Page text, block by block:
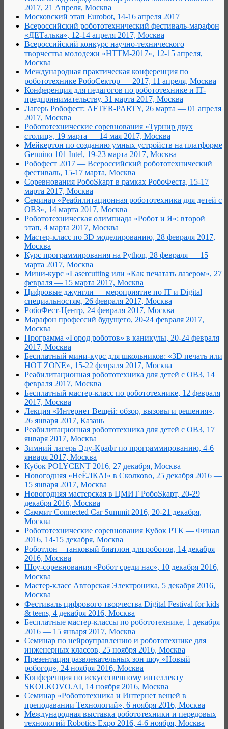
2017, 21 Апреля, Москва
Московский этап Eurobot, 14-16 апреля 2017
Всероссийский робототехнический фестиваль-марафон
«ДЕТалька», 12-14 апреля 2017, Москва
Всероссийский конкурс научно-технического
творчества молодежи «НТТМ-2017», 12-15 апреля,
Москва
Международная практическая конференция по
робототехнике РобоСектор — 2017, 11 апреля, Москва
Конференция для педагогов по робототехнике и IT-
предпринимательству, 31 марта 2017, Москва
Лагерь Робофест: AFTER-PARTY, 26 марта — 01 апреля
2017, Москва
Робототехнические соревнования «Турнир двух
столиц», 19 марта — 14 мая 2017, Москва
Мейкертон по созданию умных устройств на платформе
Genuino 101 Intel, 19-23 марта 2017, Москва
Робофест 2017 — Всероссийский робототехнический
фестиваль, 15-17 марта, Москва
Cоревнования РобоSkарт в рамках РобоФеста, 15-17
марта 2017, Москва
Семинар «Реабилитационная робототехника для детей с
ОВЗ», 14 марта 2017, Москва
Робототехническая олимпиада «Робот и Я»: второй
этап, 4 марта 2017, Москва
Мастер-класс по 3D моделированию, 28 февраля 2017,
Москва
Курс программирования на Python, 28 февраля — 15
марта 2017, Москва
Мини-курс «Lasercutting или «Как печатать лазером», 27
февраля — 15 марта 2017, Москва
Цифровые джунгли — мероприятие по IT и Digital
специальностям, 26 февраля 2017, Москва
РобоФест-Центр, 24 февраля 2017, Москва
Марафон профессий будущего, 20-24 февраля 2017,
Москва
Программа «Город роботов» в каникулы, 20-24 февраля
2017, Москва
Бесплатный мини-курс для школьников: «3D печать или
HOT ZONE», 15-22 февраля 2017, Москва
Реабилитационная робототехника для детей с ОВЗ, 14
февраля 2017, Москва
Бесплатный мастер-класс по робототехнике, 12 февраля
2017, Москва
Лекция «Интернет Вещей: обзор, вызовы и решения»,
26 января 2017, Казань
Реабилитационная робототехника для детей с ОВЗ, 17
января 2017, Москва
Зимний лагерь Эду-Крафт по программированию, 4-6
января 2017, Москва
Кубок POLYCENT 2016, 27 декабря, Москва
Новогодняя «НеЁЛКА!» в Сколково, 25 декабря 2016 —
15 января 2017, Москва
Новогодняя мастерская в ЦМИТ РобоSkарт, 20-29
декабря 2016, Москва
Саммит Connected Car Summit 2016, 20-21 декабря,
Москва
Робототехнические соревнования Кубок РТК — Финал
2016, 14-15 декабря, Москва
Роботлон – танковый биатлон для роботов, 14 декабря
2016, Москва
Шоу-соревнования «Робот среди нас», 10 декабря 2016,
Москва
Мастер-класс Авторская Электроника, 5 декабря 2016,
Москва
Фестиваль цифрового творчества Digital Festival for kids
& teens, 4 декабря 2016, Москва
Бесплатные мастер-классы по робототехнике, 1 декабря
2016 — 15 января 2017, Москва
Семинар по нейроуправлению и робототехнике для
инженерных классов, 25 ноября 2016, Москва
Презентация развлекательных зон шоу «Новый
робогод», 24 ноября 2016, Москва
Конференция по искусственному интеллекту
SKOLKOVO.AI, 14 ноября 2016, Москва
Семинар «Робототехника и Интернет вещей в
преподавании Технологий», 6 ноября 2016, Москва
Международная выставка робототехники и передовых
технологий Robotics Expo 2016, 4-6 ноября, Москва